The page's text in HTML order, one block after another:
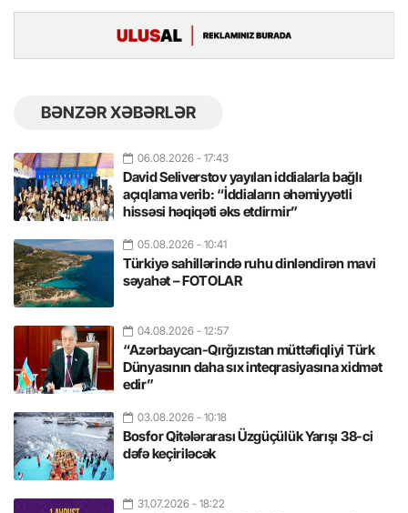
BƏNZƏR XƏBƏRLƏR
06.08.2026 - 17:43
David Seliverstov yayılan iddialarla bağlı
açıqlama verib: “İddiaların əhəmiyyətli
hissəsi həqiqəti əks etdirmir”
05.08.2026 - 10:41
Türkiyə sahillərində ruhu dinləndirən mavi
səyahət – FOTOLAR
04.08.2026 - 12:57
“Azərbaycan-Qırğızıstan müttəfiqliyi Türk
Dünyasının daha sıx inteqrasiyasına xidmət
edir”
03.08.2026 - 10:18
Bosfor Qitələrarası Üzgüçülük Yarışı 38-ci
dəfə keçiriləcək
31.07.2026 - 18:22